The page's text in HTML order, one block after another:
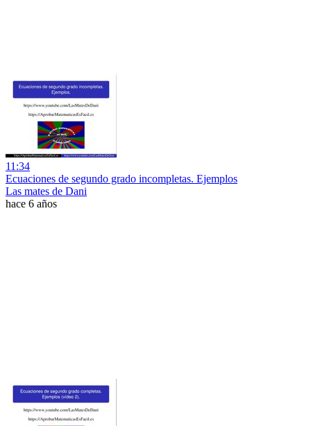
11:34
Ecuaciones de segundo grado incompletas. Ejemplos
Las mates de Dani
hace 6 años